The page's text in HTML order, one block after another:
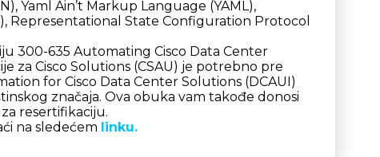
Yaml Ain’t Markup Language (YAML),
Representational State Configuration Protocol
300-635 Automating Cisco Data Center
za Cisco Solutions (CSAU) je potrebno pre
for Cisco Data Center Solutions (DCAUI)
značaja. Ova obuka vam takođe donosi
resertifikaciju.
na sledećem linku.